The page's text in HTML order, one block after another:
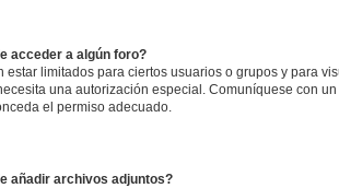
acceder a algún foro?
estar limitados para ciertos usuarios o grupos y para
una autorización especial. Comuníquese con
el permiso adecuado.
añadir archivos adjuntos?